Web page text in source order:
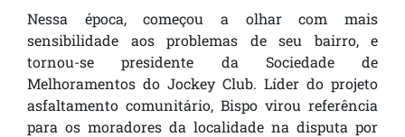
Nessa época, começou a olhar com mais
sensibilidade aos problemas de seu bairro, e
tornou-se presidente da Sociedade de
Melhoramentos do Jockey Club. Líder do projeto
asfaltamento comunitário, Bispo virou referência
para os moradores da localidade na disputa por